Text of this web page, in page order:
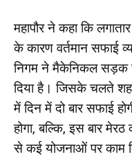
महापौर ने कहा कि
के कारण वर्तमान सफाई
निगम ने मैकेनिकल सड़क
दिया है। जिसके चलते
में दिन में दो बार सफाई
होगा, बल्कि, इस बार
से कई योजनाओं पर काम